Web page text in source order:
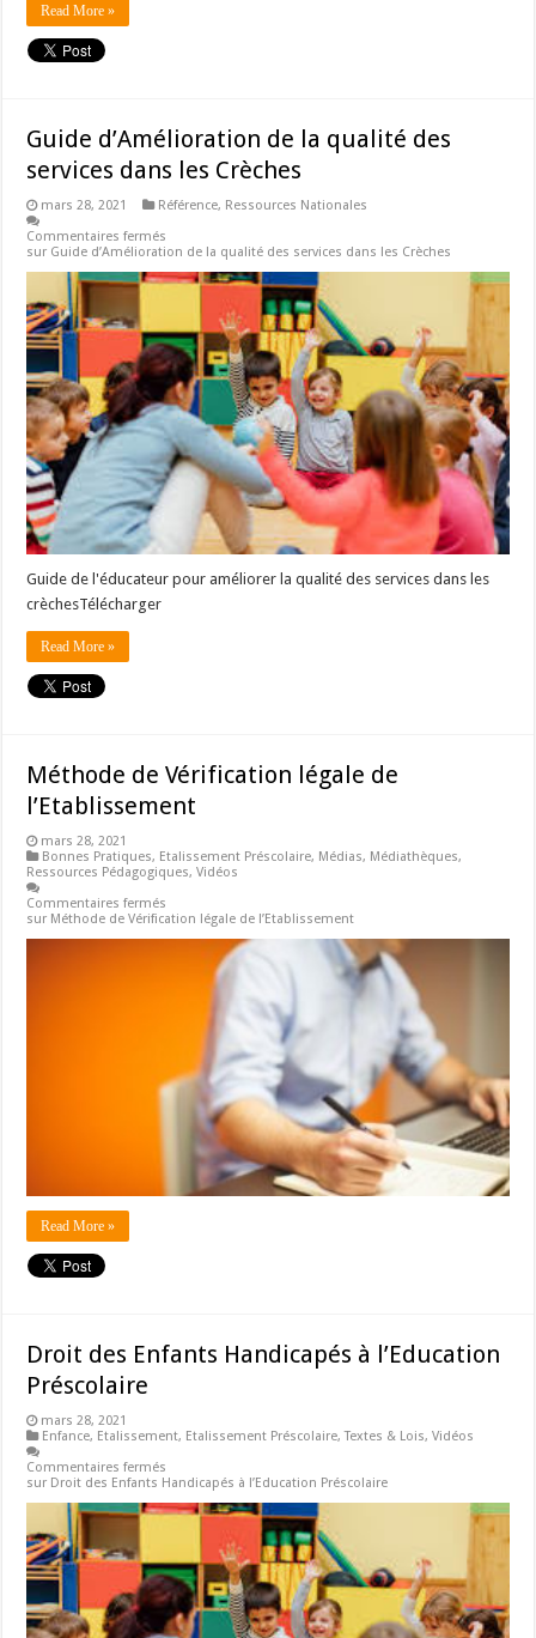
Read More »
Guide d’Amélioration de la qualité des
services dans les Crèches
mars 28, 2021 Référence, Ressources Nationales
Commentaires fermés
sur Guide d’Amélioration de la qualité des services dans les Crèches
Guide de l'éducateur pour améliorer la qualité des services dans les
crèchesTélécharger
Read More »
Méthode de Vérification légale de
l’Etablissement
mars 28, 2021
Bonnes Pratiques, Etalissement Préscolaire, Médias, Médiathèques,
Ressources Pédagogiques,Vidéos
Commentaires fermés
sur Méthode de Vérification légale de l’Etablissement
Read More »
Droit des Enfants Handicapés à l’Education
Préscolaire
mars 28, 2021
Enfance, Etalissement, Etalissement Préscolaire,Textes & Lois,Vidéos
Commentaires fermés
sur Droit des Enfants Handicapés à l’Education Préscolaire